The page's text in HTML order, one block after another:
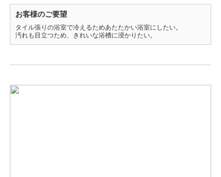
お客様のご要望
タイル張りの浴室で冷えるためあたたかい浴室にしたい。
汚れも目立つため、きれいな浴槽に浸かりたい。